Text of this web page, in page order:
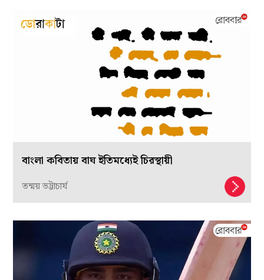
বাংলা কবিতায় বাঘ ইতিমধ্যেই চিরস্থায়ী
তন্ময় ভট্টাচার্য